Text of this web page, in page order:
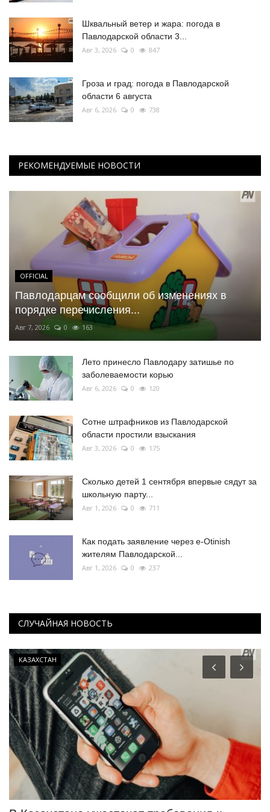
Шквальный ветер и жара: погода в
Павлодарской области 3...
Авг 3, 2026 0 847
Гроза и град: погода в Павлодарской
области 6 августа
Авг 6, 2026 0 738
РЕКОМЕНДУЕМЫЕ НОВОСТИ
OFFICIAL
Павлодарцам сообщили об изменениях в
порядке перечисления...
Авг 7, 2026 0 163
Лето принесло Павлодару затишье по
заболеваемости корью
Авг 6, 2026 0 120
Сотне штрафников из Павлодарской
области простили взыскания
Авг 3, 2026 0 175
Сколько детей 1 сентября впервые сядут за
школьную парту...
Авг 1, 2026 0 711
Как подать заявление через e-Otinish
жителям Павлодарской...
Авг 1, 2026 0 237
СЛУЧАЙНАЯ НОВОСТЬ
Медицина